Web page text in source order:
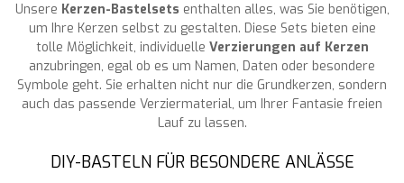
Unsere Kerzen-Bastelsets enthalten alles, was Sie benötigen,
um Ihre Kerzen selbst zu gestalten. Diese Sets bieten eine
tolle Möglichkeit, individuelle Verzierungen auf Kerzen
anzubringen, egal ob es um Namen, Daten oder besondere
Symbole geht. Sie erhalten nicht nur die Grundkerzen, sondern
auch das passende Verziermaterial, um Ihrer Fantasie freien
Lauf zu lassen.
DIY-BASTELN FÜR BESONDERE ANLÄSSE